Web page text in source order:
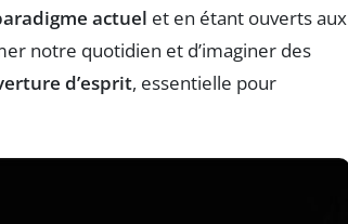
actuel et en étant ouverts aux
notre quotidien et d’imaginer des
d’esprit, essentielle pour